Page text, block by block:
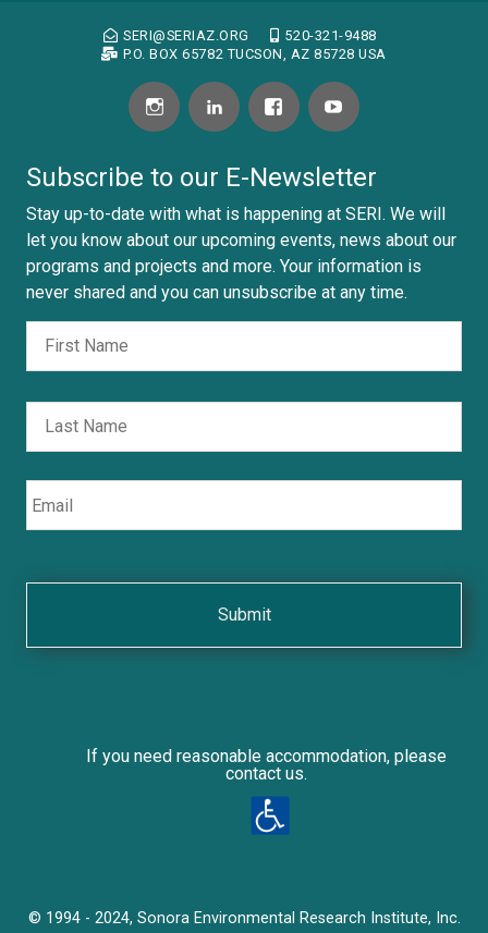
SERI@SERIAZ.ORG
520-321-9488
P.O. BOX 65782 TUCSON, AZ 85728 USA
Subscribe to our E-Newsletter
Stay up-to-date with what is happening at SERI. We will
let you know about our upcoming events, news about our
programs and projects and more. Your information is
never shared and you can unsubscribe at any time.
Email
If you need reasonable accommodation, please
contact us.
© 1994 - 2024, Sonora Environmental Research Institute, Inc.